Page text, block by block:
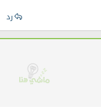
رد